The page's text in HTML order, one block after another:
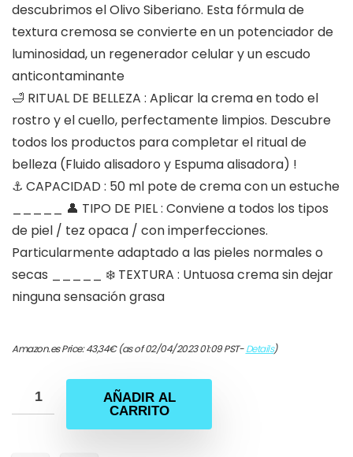
descubrimos el Olivo Siberiano. Esta fórmula de
textura cremosa se convierte en un potenciador de
luminosidad, un regenerador celular y un escudo
anticontaminante
🛁 RITUAL DE BELLEZA : Aplicar la crema en todo el
rostro y el cuello, perfectamente limpios. Descubre
todos los productos para completar el ritual de
belleza (Fluido alisadoro y Espuma alisadora) !
⚓️ CAPACIDAD : 50 ml pote de crema con un estuche
_____ 👤 TIPO DE PIEL : Conviene a todos los tipos
de piel / tez opaca / con imperfecciones.
Particularmente adaptado a las pieles normales o
secas _____ ❄️ TEXTURA : Untuosa crema sin dejar
ninguna sensación grasa
Amazon.es Price:43,34€(as of 02/04/2023 01:09 PST-Details)
AÑADIR AL
CARRITO